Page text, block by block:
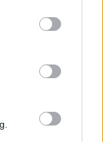
εταιρειών